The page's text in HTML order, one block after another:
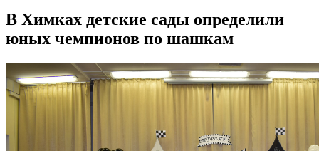
В Химках детские сады определили
юных чемпионов по шашкам